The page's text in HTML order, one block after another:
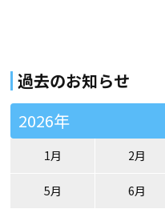
過去のお知らせ
2026年
1月 2月
5月 6月